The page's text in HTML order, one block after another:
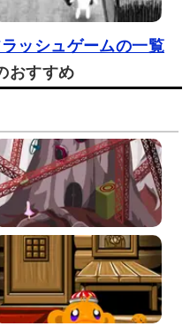
ッシュゲームの一覧
おすすめ